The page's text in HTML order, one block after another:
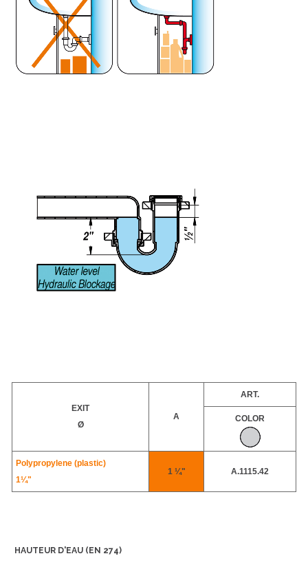
EXIT
Ø
A
ART.
COLOR
Polypropylene (plastic)
1¼"
1 ¼" A.1115.42
HAUTEUR D'EAU (EN 274)